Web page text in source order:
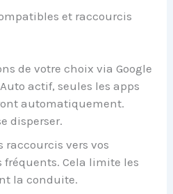
et raccourcis
de votre choix via Google
actif, seules les apps
automatiquement.
disperser.
raccourcis vers vos
Cela limite les
la conduite.